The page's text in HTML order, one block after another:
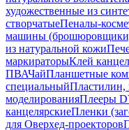
художественные из
створчатыеПеналы-
машины
из натуральной кожи
маркираторыКлей
ПВАЧайПланшетные
специальныйПластилин,
моделированияПлееры
канцелярскиеПленки
для Оверхед-проекторов